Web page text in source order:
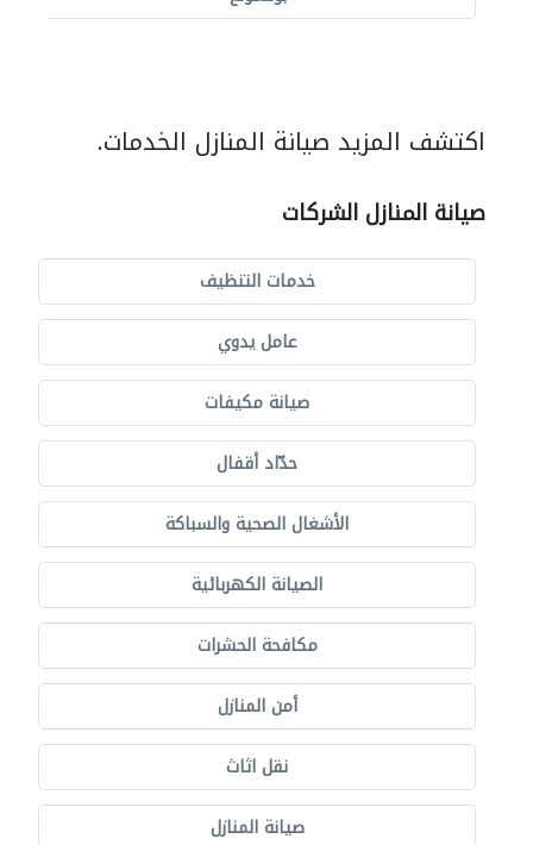
اكتشف المزيد صيانة المنازل الخدمات.
صيانة المنازل الشركات
خدمات التنظيف
عامل يدوي
صيانة مكيفات
حدّاد أقفال
الأشغال الصحية والسباكة
الصيانة الكهربائية
مكافحة الحشرات
أمن المنازل
نقل اثاث
صيانة المنازل